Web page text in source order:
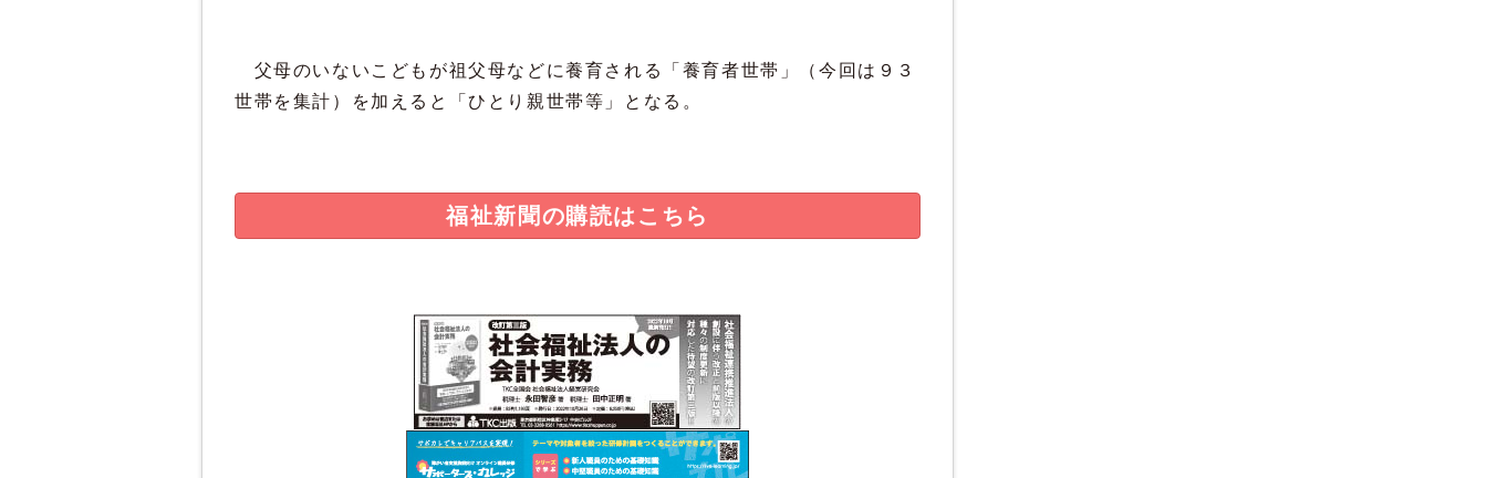
父母のいないこどもが祖父母などに養育される「養育者世帯」（今回は９３
世帯を集計）を加えると「ひとり親世帯等」となる。
福祉新聞の購読はこちら